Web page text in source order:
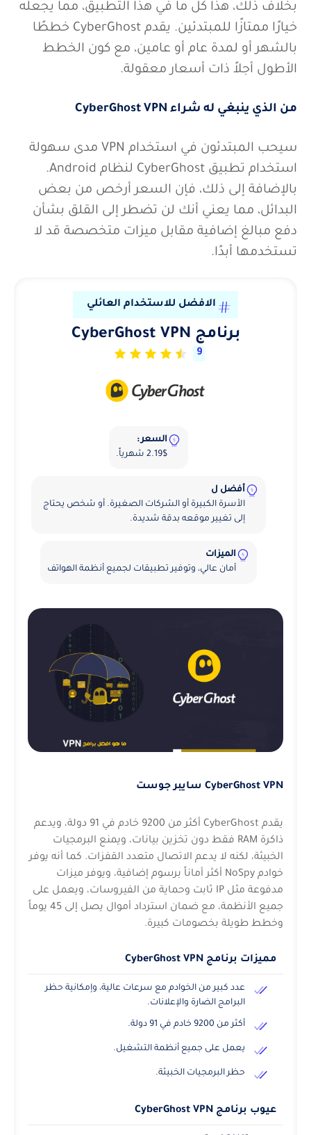
بخلاف ذلك، هذا كل ما في هذا التطبيق، مما يجعله
خيارًا ممتازًا للمبتدئين. يقدم CyberGhost خططًا
بالشهر أو لمدة عام أو عامين، مع كون الخطط
الأطول أجلاً ذات أسعار معقولة.
من الذي ينبغي له شراء CyberGhost VPN
سيحب المبتدئون في استخدام VPN مدى سهولة
استخدام تطبيق CyberGhost لنظام Android.
بالإضافة إلى ذلك، فإن السعر أرخص من بعض
البدائل، مما يعني أنك لن تضطر إلى القلق بشأن
دفع مبالغ إضافية مقابل ميزات متخصصة قد لا
تستخدمها أبدًا.
الافضل للاستخدام العائلي
برنامج CyberGhost VPN
9
السعر :
2.19$ شهرياً.
أفضل ل
الأسرة الكبيرة أو الشركات الصغيرة. أو شخص يحتاج
إلى تغيير موقعه بدقة شديدة.
الميزات
أمان عالي، وتوفير تطبيقات لجميع أنظمة الهواتف
CyberGhost VPN سايبر جوست
يقدم CyberGhost أكثر من 9200 خادم في 91 دولة، ويدعم
ذاكرة RAM فقط دون تخزين بيانات، ويمنع البرمجيات
الخبيثة، لكنه لا يدعم الاتصال متعدد القفزات. كما أنه يوفر
خوادم NoSpy أكثر أماناً برسوم إضافية، ويوفر ميزات
مدفوعة مثل IP ثابت وحماية من الفيروسات، ويعمل على
جميع الأنظمة، مع ضمان استرداد أموال يصل إلى 45 يوماً
وخطط طويلة بخصومات كبيرة.
مميزات برنامج CyberGhost VPN
عدد كبير من الخوادم مع سرعات عالية، وإمكانية حظر
البرامج الضارة والإعلانات.
أكثر من 9200 خادم في 91 دولة.
يعمل على جميع أنظمة التشغيل.
حظر البرمجيات الخبيثة.
عيوب برنامج CyberGhost VPN